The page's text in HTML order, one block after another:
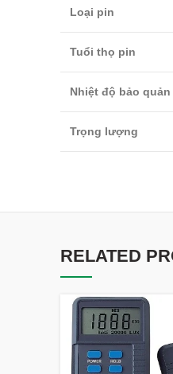
Loại pin
Tuổi thọ pin
Nhiệt độ bảo quản
Trọng lượng
RELATED